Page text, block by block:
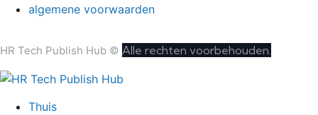
algemene voorwaarden
HR Tech Publish Hub © Alle rechten voorbehouden.
Thuis